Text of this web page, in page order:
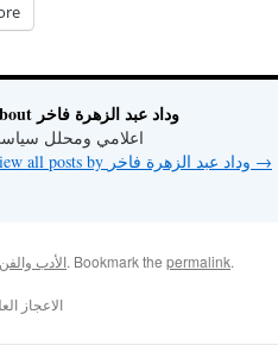
About وداد عبد الزهرة فاخر
اعلامي ومحلل
→
الأدب والفن. Bookmark the permalink.
الاعجاز